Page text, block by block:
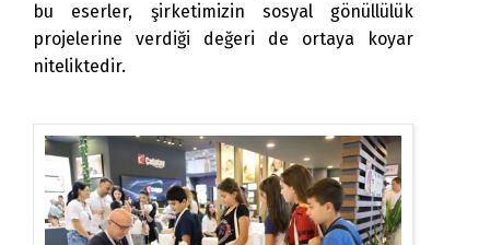
bu eserler, şirketimizin sosyal gönüllülük
projelerine verdiği değeri de ortaya koyar
niteliktedir.